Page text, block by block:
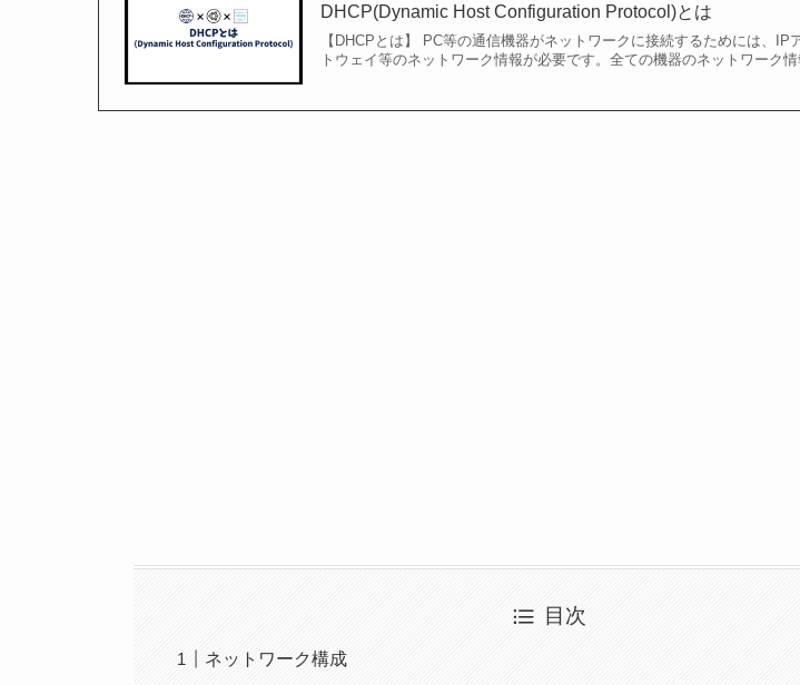
DHCP(Dynamic Host Configuration Protocol)とは
【DHCPとは】 PC等の通信機器がネットワークに接続するためには、IP
トウェイ等のネットワーク情報が必要です。全ての機器のネットワーク
目次
ネットワーク構成